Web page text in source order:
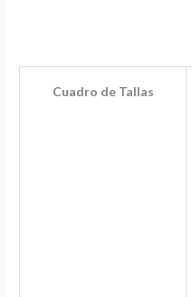
Cuadro de Tallas